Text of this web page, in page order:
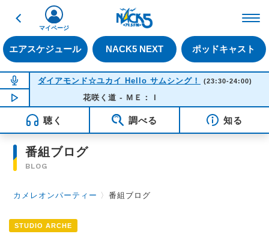
戻る
エアスケジュール NACK5 NEXT ポッドキャスト
マイページ
NOW ON AIR
ダイアモンド☆ユカイ Hello サムシング！ (23:30-24:00)
NOW PLAYING23:20
花咲く道 - ＭＥ：Ｉ
聴く 調べる 知る
番組ブログ
BLOG
カメレオンパーティー 〉番組ブログ
STUDIO ARCHE